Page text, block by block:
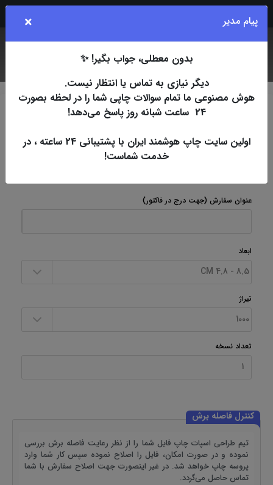
جستجو
افست برچسب (لیبل) لیبل بدون روکش
طلاکوب (12 روزکاری)
لیبل بدون روکش طلاکوب (12 روزکاری)
عنوان سفارش (جهت درج در فاکتور)
ابعاد
تیراژ
تعداد نسخه
کنترل فاصله برش
تیم طراحی اسپات چاپ فایل شما را از نظر رعایت فاصله برش بررسی
نموده و در صورت امکان، فایل را اصلاح نموده سپس کار شما وارد
پروسه چاپ خواهد شد. در غیر اینصورت جهت اصلاح سفارش با شما
تماس حاصل می‌گردد.
پیام مدیر ×
بدون معطلی، جواب بگیر! ✨
دیگر نیازی به تماس یا انتظار نیست.
هوش مصنوعی ما تمام سوالات چاپی شما را در لحظه بصورت
24 ساعت شبانه روز پاسخ می‌دهد!
اولین سایت چاپ هوشمند ایران با پشتیبانی 24 ساعته ، در
خدمت شماست!